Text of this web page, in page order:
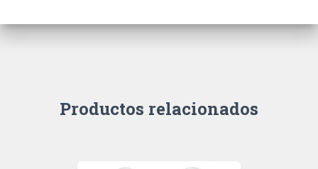
Productos relacionados